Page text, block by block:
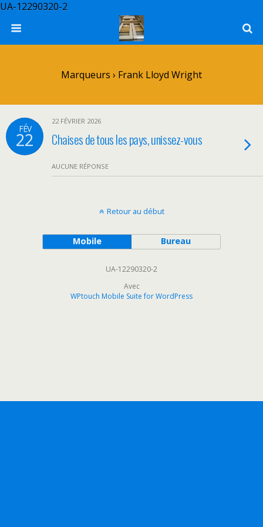
UA-12290320-2
Marqueurs › Frank Lloyd Wright
FÉV
22
22 FÉVRIER 2026
Chaises de tous les pays, unissez-vous
AUCUNE RÉPONSE
Retour au début
Mobile Bureau
UA-12290320-2
Avec
WPtouch Mobile Suite for WordPress